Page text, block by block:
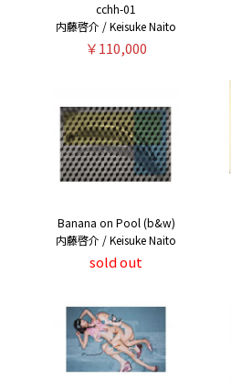
cchh-01
内藤啓介 / Keisuke Naito
￥110,000
Banana on Pool (b&w)
内藤啓介 / Keisuke Naito
sold out